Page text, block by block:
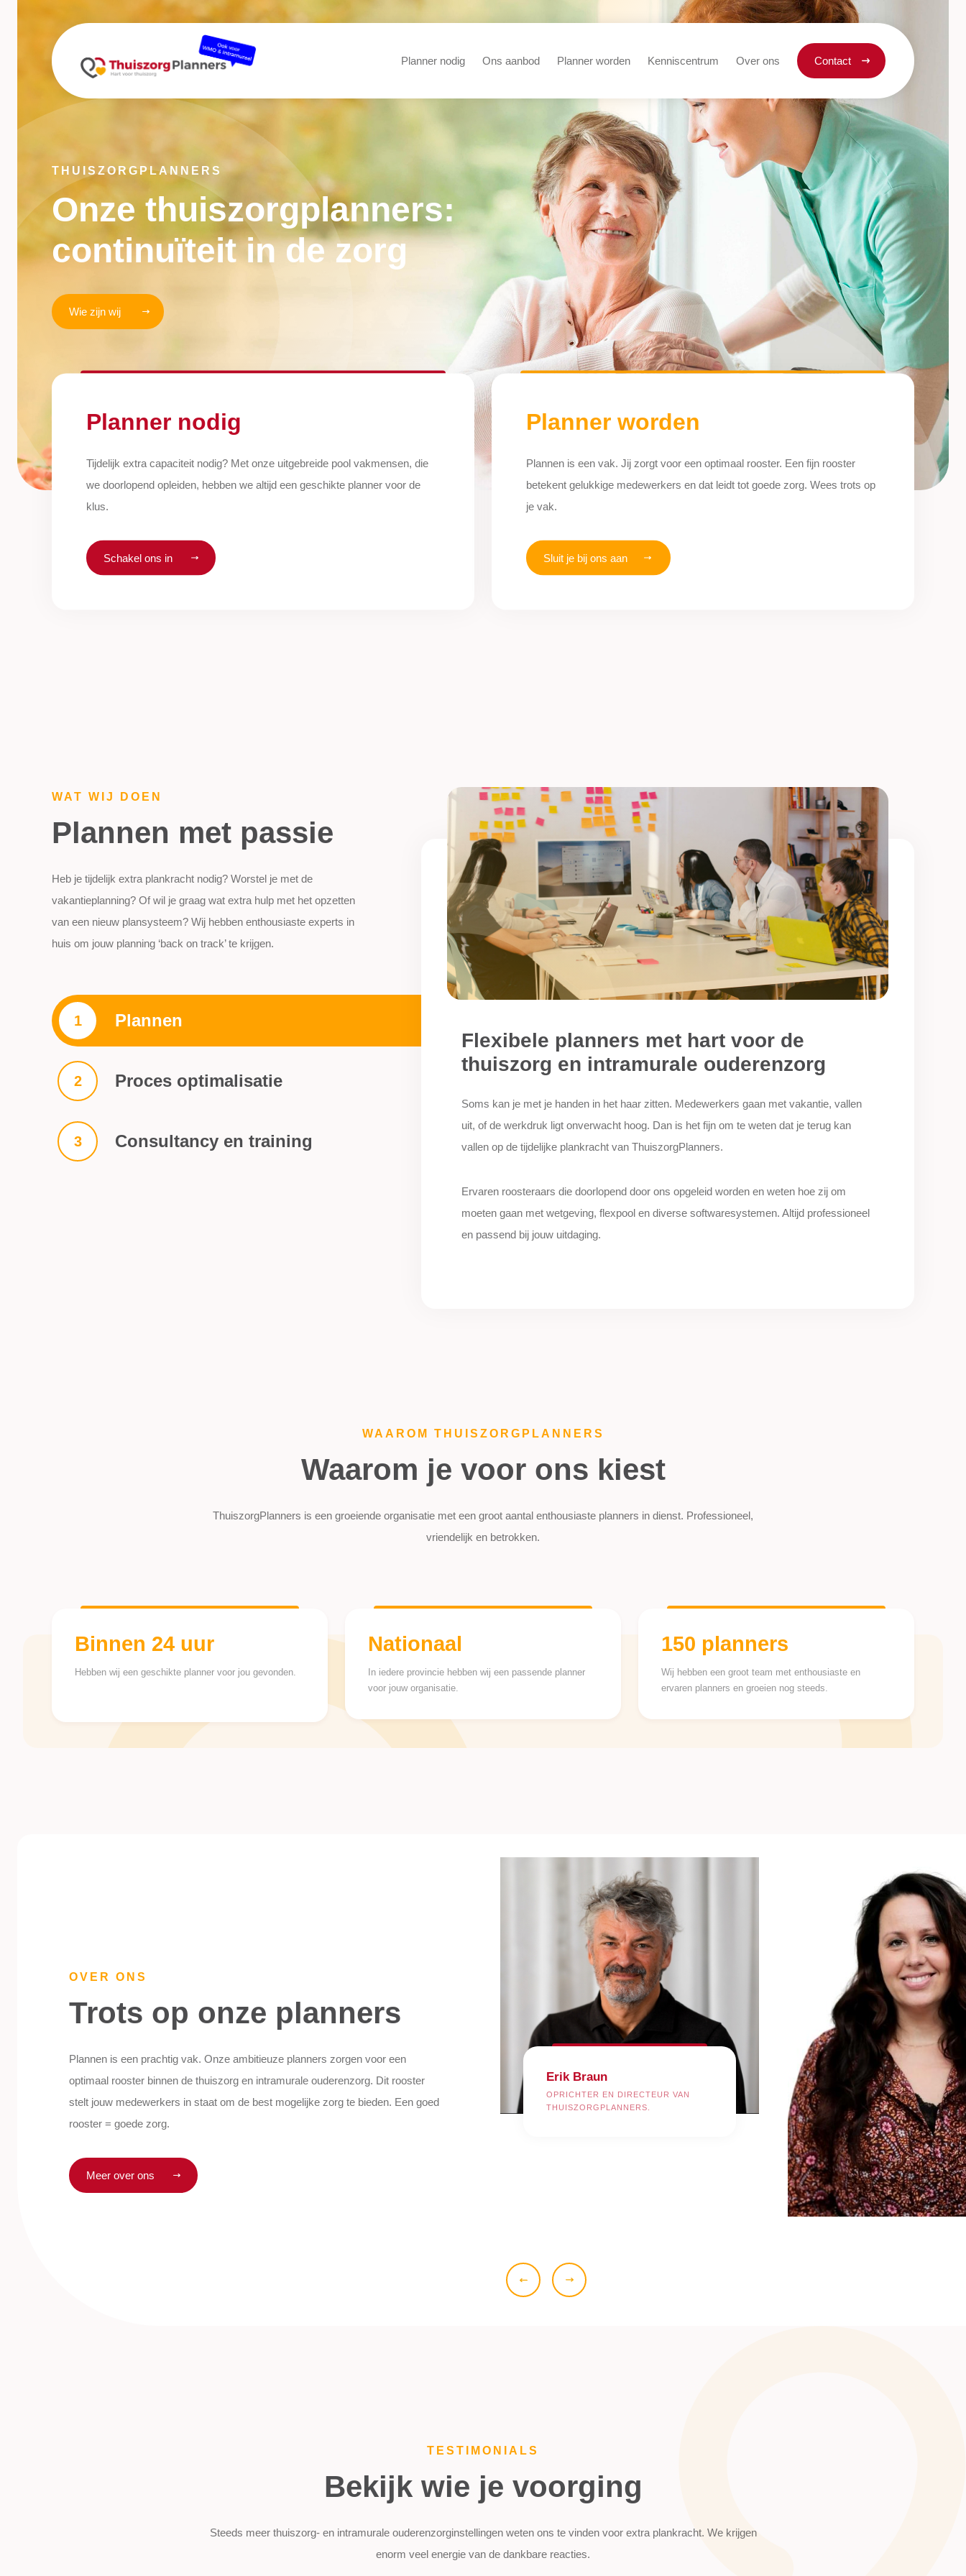
Planner nodig Ons aanbod Planner worden Kenniscentrum Over ons Contact
THUISZORGPLANNERS
Onze thuiszorgplanners:
continuïteit in de zorg
Wie zijn wij
Planner nodig
Tijdelijk extra capaciteit nodig? Met onze uitgebreide pool vakmensen, die
we doorlopend opleiden, hebben we altijd een geschikte planner voor de
klus.
Schakel ons in
Planner worden
Plannen is een vak. Jij zorgt voor een optimaal rooster. Een fijn rooster
betekent gelukkige medewerkers en dat leidt tot goede zorg. Wees trots op
je vak.
Sluit je bij ons aan
WAT WIJ DOEN
Plannen met passie
Heb je tijdelijk extra plankracht nodig? Worstel je met de
vakantieplanning? Of wil je graag wat extra hulp met het opzetten
van een nieuw plansysteem? Wij hebben enthousiaste experts in
huis om jouw planning ‘back on track’ te krijgen.
1 Plannen
2 Proces optimalisatie
3 Consultancy en training
Flexibele planners met hart voor de
thuiszorg en intramurale ouderenzorg
Soms kan je met je handen in het haar zitten. Medewerkers gaan met vakantie, vallen
uit, of de werkdruk ligt onverwacht hoog. Dan is het fijn om te weten dat je terug kan
vallen op de tijdelijke plankracht van ThuiszorgPlanners.
Ervaren roosteraars die doorlopend door ons opgeleid worden en weten hoe zij om
moeten gaan met wetgeving, flexpool en diverse softwaresystemen. Altijd professioneel
en passend bij jouw uitdaging.
WAAROM THUISZORGPLANNERS
Waarom je voor ons kiest
ThuiszorgPlanners is een groeiende organisatie met een groot aantal enthousiaste planners in dienst. Professioneel,
vriendelijk en betrokken.
Binnen 24 uur
Hebben wij een geschikte planner voor jou gevonden.
Nationaal
In iedere provincie hebben wij een passende planner
voor jouw organisatie.
150 planners
Wij hebben een groot team met enthousiaste en
ervaren planners en groeien nog steeds.
OVER ONS
Trots op onze planners
Plannen is een prachtig vak. Onze ambitieuze planners zorgen voor een
optimaal rooster binnen de thuiszorg en intramurale ouderenzorg. Dit rooster
stelt jouw medewerkers in staat om de best mogelijke zorg te bieden. Een goed
rooster = goede zorg.
Meer over ons
Erik Braun
OPRICHTER EN DIRECTEUR VAN
THUISZORGPLANNERS.
Jackelien Aardema-
TESTIMONIALS
Bekijk wie je voorging
Steeds meer thuiszorg- en intramurale ouderenzorginstellingen weten ons te vinden voor extra plankracht. We krijgen
enorm veel energie van de dankbare reacties.